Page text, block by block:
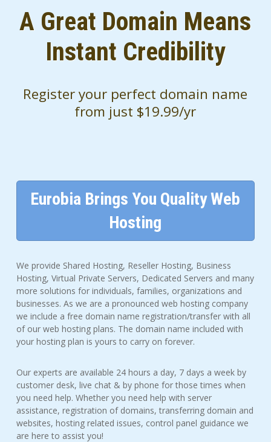
A Great Domain Means
Instant Credibility
Register your perfect domain name
from just $19.99/yr
Eurobia Brings You Quality Web
Hosting
We provide Shared Hosting, Reseller Hosting, Business
Hosting, Virtual Private Servers, Dedicated Servers and many
more solutions for individuals, families, organizations and
businesses. As we are a pronounced web hosting company
we include a free domain name registration/transfer with all
of our web hosting plans. The domain name included with
your hosting plan is yours to carry on forever.
Our experts are available 24 hours a day, 7 days a week by
customer desk, live chat & by phone for those times when
you need help. Whether you need help with server
assistance, registration of domains, transferring domain and
websites, hosting related issues, control panel guidance we
are here to assist you!